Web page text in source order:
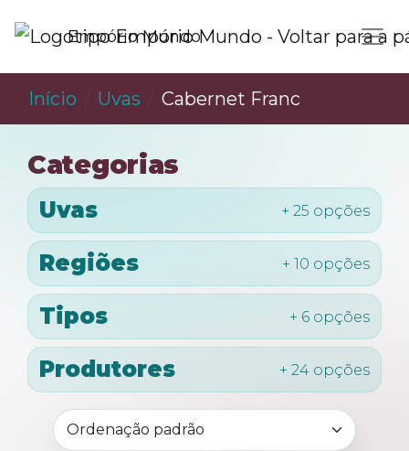
Empório Mundo
Início Uvas Cabernet Franc
Categorias
Uvas + 25 opções
Regiões + 10 opções
Tipos + 6 opções
Produtores + 24 opções